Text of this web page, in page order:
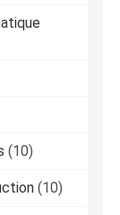
(10)
(10)